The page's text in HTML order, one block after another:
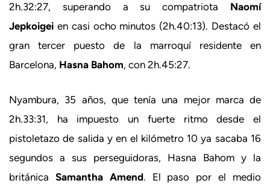
2h.32:27, superando a su compatriota Naomí
Jepkoigei en casi ocho minutos (2h.40:13). Destacó el
gran tercer puesto de la marroquí residente en
Barcelona, Hasna Bahom, con 2h.45:27.
Nyambura, 35 años, que tenía una mejor marca de
2h.33:31, ha impuesto un fuerte ritmo desde el
pistoletazo de salida y en el kilómetro 10 ya sacaba 16
segundos a sus perseguidoras, Hasna Bahom y la
británica Samantha Amend. El paso por el medio